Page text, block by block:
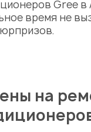
Gree в
время не
на